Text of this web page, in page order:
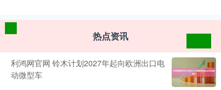
热点资讯
利鸿网官网 铃木计划2027年起向欧洲出口电
动微型车